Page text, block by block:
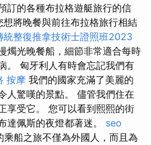
訂的各種布拉格遊艇旅行的信
想將晚餐與前往布拉格旅行相結
統整復推拿技術士證照班2023
燭光晚餐船，細節非常適合每時
。 匈牙利人有時會忘記我們有
按摩 我們的國家充滿了美麗的
人驚嘆的景點。 儘管我們住在
享受它。 您可以看到熙熙的街
達佩斯的夜燈都著迷。 seo
乘船之旅不僅為外國​​人，而且為